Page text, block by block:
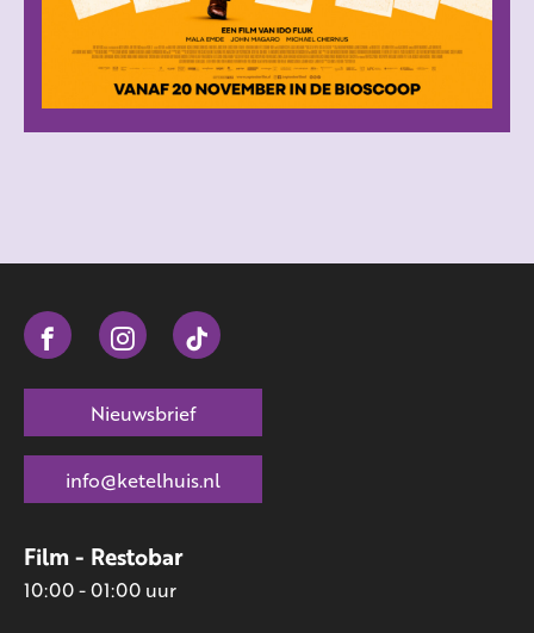
Film - Restobar
10:00 - 01:00 uur
Nieuwsbrief
info@ketelhuis.nl